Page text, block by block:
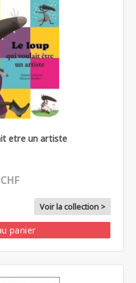
etre un artiste
Voir la collection >
panier